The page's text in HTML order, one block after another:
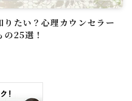
たい？心理カウンセラー
25選！